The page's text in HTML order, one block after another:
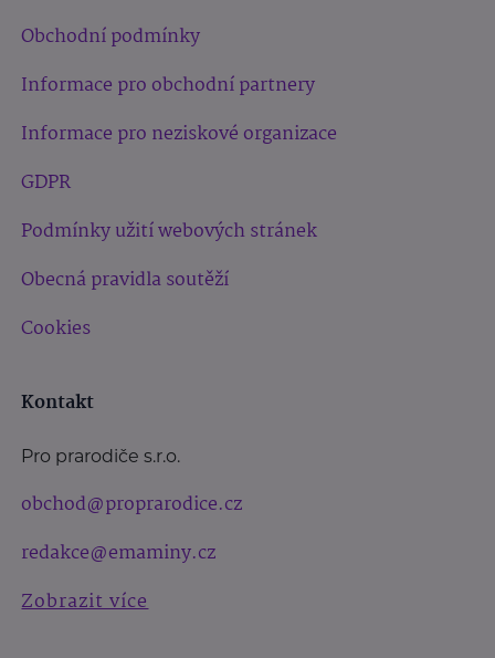
Obchodní podmínky
Informace pro obchodní partnery
Informace pro neziskové organizace
GDPR
Podmínky užití webových stránek
Obecná pravidla soutěží
Cookies
Kontakt
Pro prarodiče s.r.o.
obchod@proprarodice.cz
redakce@emaminy.cz
Zobrazit více